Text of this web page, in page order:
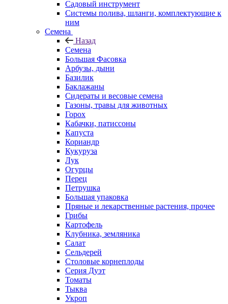
Садовый инструмент
Системы полива, шланги, комплектующие к
ним
Семена
Назад
Семена
Большая Фасовка
Арбузы, дыни
Базилик
Баклажаны
Сидераты и весовые семена
Газоны, травы для животных
Горох
Кабачки, патиссоны
Капуста
Кориандр
Кукуруза
Лук
Огурцы
Перец
Петрушка
Большая упаковка
Пряные и лекарственные растения, прочее
Грибы
Картофель
Клубника, земляника
Салат
Сельдерей
Столовые корнеплоды
Серия Дуэт
Томаты
Тыква
Укроп